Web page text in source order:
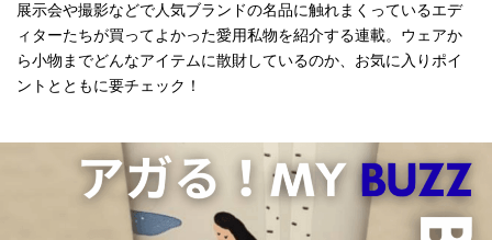
展示会や撮影などで人気ブランドの名品に触れまくっているエデ
ィターたちが買ってよかった愛用私物を紹介する連載。ウェアか
ら小物までどんなアイテムに散財しているのか、お気に入りポイ
ントとともに要チェック！